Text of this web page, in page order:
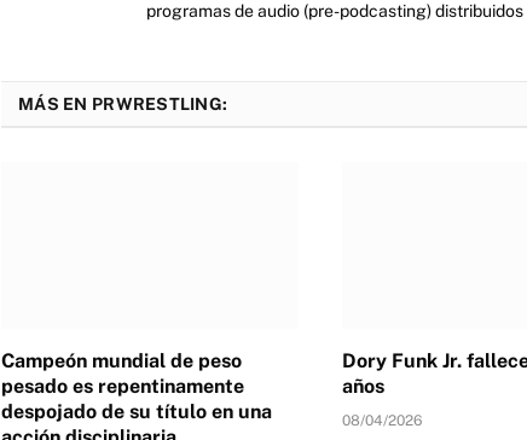
programas de audio (pre-podcasting)
MÁS EN PRWRESTLING:
Campeón mundial de peso
pesado es repentinamente
despojado de su título en una
Dory Funk Jr.
años
08/04/2026